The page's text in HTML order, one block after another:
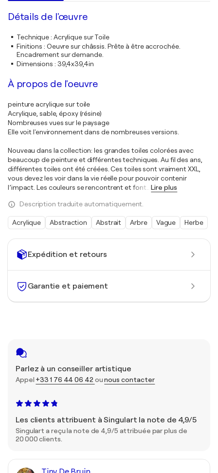
Expédition et retours
Garantie et paiement
Parlez à un conseiller artistique
Appel +33 1 76 44 06 42 ounous contacter
Les clients attribuent à Singulart la note de 4,9/5
Singulart a reçu la note de 4,9/5 attribuée par plus de
20 000 clients.
Détails de l'œuvre
Technique: Acrylique sur Toile
Finitions : Oeuvre sur châssis. Prête à être accrochée.
Encadrement sur demande.
Dimensions : 39,4x39,4in
À propos de l'oeuvre
peinture acrylique sur toile
Acrylique, sable, époxy (résine)
Nombreuses vues sur le paysage
Elle voit l'environnement dans de nombreuses versions.
Nouveau dans la collection: les grandes toiles colorées avec
beaucoup de peinture et différentes techniques. Au fil des ans,
différentes toiles ont été créées. Ces toiles sont vraiment XXL,
vous devez les voir dans la vie réelle pour pouvoir contenir
l’impact. Les couleurs se rencontrent et font
Lire plus
Description traduite automatiquement.
Acrylique Abstraction Abstrait Arbre Vague Herbe